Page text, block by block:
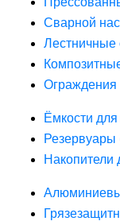
Сварной
Лестничные
Ограждения
Ёмкости
Резервуары
Накопители